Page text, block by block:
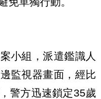
小組，派遣鑑識人
監視器畫面，經比
警方迅速鎖定35歲